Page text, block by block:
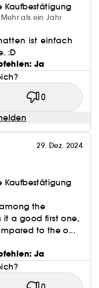
Kaufbestätigung
als ein Jahr
ist einfach
:D
Ja
0
29. Dez. 2024
Kaufbestätigung
the
it a good first one,
to the o...
Ja